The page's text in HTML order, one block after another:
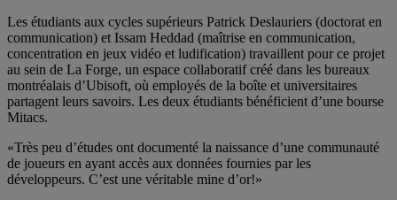
Les étudiants aux cycles supérieurs Patrick Deslauriers (doctorat en
communication) et Issam Heddad (maîtrise en communication,
concentration en jeux vidéo et ludification) travaillent pour ce projet
au sein de La Forge, un espace collaboratif créé dans les bureaux
montréalais d’Ubisoft, où employés de la boîte et universitaires
partagent leurs savoirs. Les deux étudiants bénéficient d’une bourse
Mitacs.
«Très peu d’études ont documenté la naissance d’une communauté
de joueurs en ayant accès aux données fournies par les
développeurs. C’est une véritable mine d’or!»